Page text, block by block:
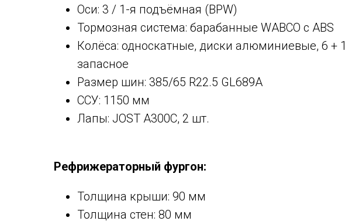
Оси: 3 / 1-я подъёмная (BPW)
Тормозная система: барабанные WABCO с ABS
Колёса: односкатные, диски алюминиевые, 6 + 1
запасное
Размер шин: 385/65 R22.5 GL689A
ССУ: 1150 мм
Лапы: JOST A300C, 2 шт.
Рефрижераторный фургон:
Толщина крыши: 90 мм
Толщина стен: 80 мм